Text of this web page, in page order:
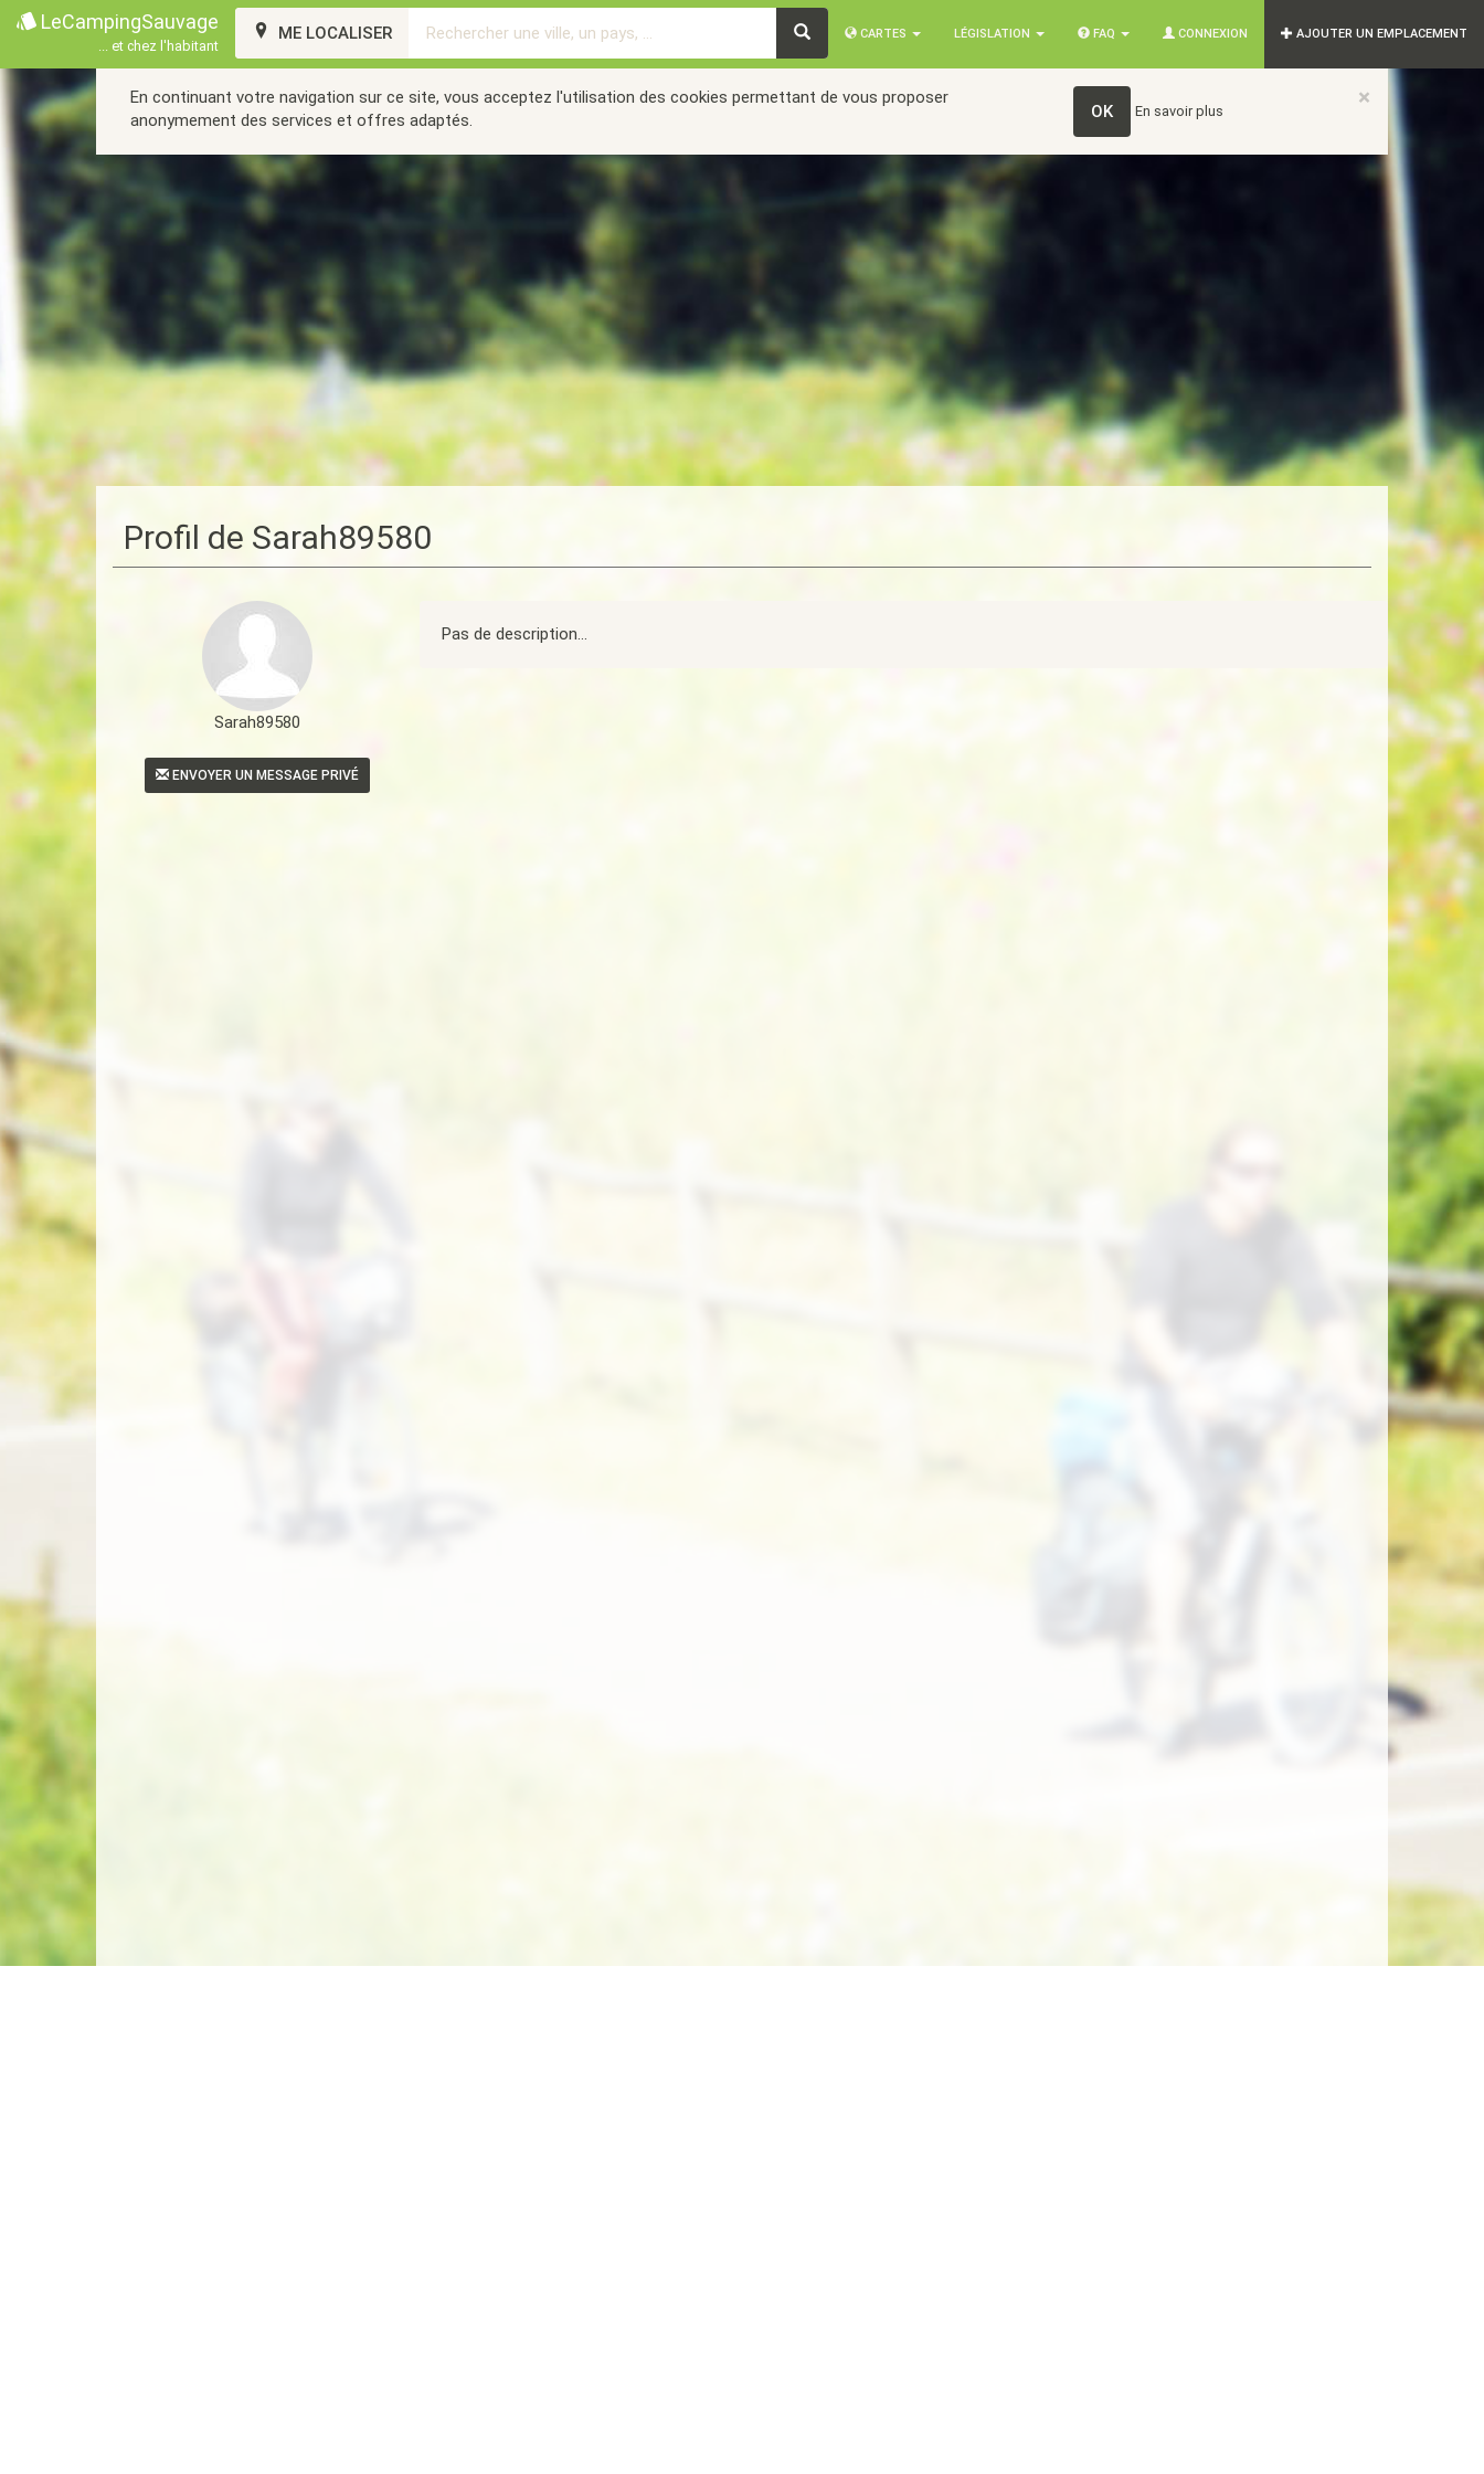
LeCampingSauvage
... et chez l'habitant
CARTES LÉGISLATION FAQ CONNEXION AJOUTER UN EMPLACEMENT
ME LOCALISER
×
En continuant votre navigation sur ce site, vous acceptez l'utilisation des cookies permettant de vous proposer
anonymement des services et offres adaptés.
OK En savoir plus
Profil de Sarah89580
Sarah89580
ENVOYER UN MESSAGE PRIVÉ
Pas de description...